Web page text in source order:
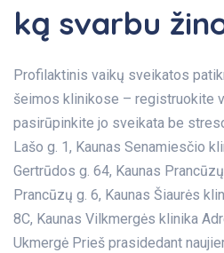
ką svarbu
Profilaktinis vaikų sveikatos
šeimos klinikose – registruokite
pasirūpinkite jo sveikata be
Lašo g. 1, Kaunas Senamiesčio
Gertrūdos g. 64, Kaunas
Prancūzų g. 6, Kaunas Šiaurės
8C, Kaunas Vilkmergės klinika
Ukmergė Prieš prasidedant